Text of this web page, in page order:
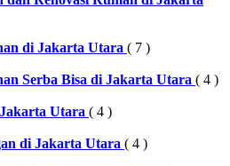
di Jakarta Utara ( 7 )
Serba Bisa di Jakarta Utara ( 4 )
Utara ( 4 )
di Jakarta Utara ( 4 )